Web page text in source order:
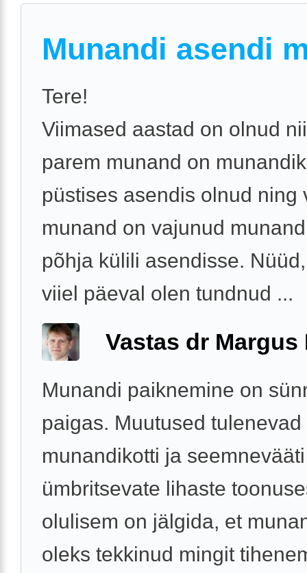
Munandi asendi
Tere!
Viimased aastad on olnud
parem munand on
püstises asendis olnud ning
munand on vajunud
põhja külili asendisse.
viiel päeval olen tundnud ...
Vastas dr Margus
Munandi paiknemine on
paigas. Muutused
munandikotti ja seemnevääti
ümbritsevate lihaste
olulisem on jälgida, et
oleks tekkinud mingit